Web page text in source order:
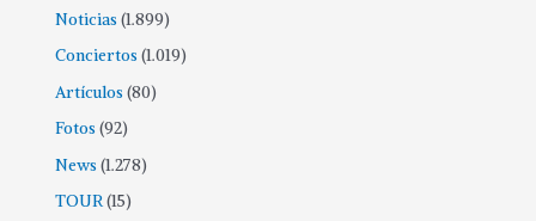
Noticias (1.899)
Conciertos (1.019)
Artículos (80)
Fotos (92)
News (1.278)
TOUR(15)